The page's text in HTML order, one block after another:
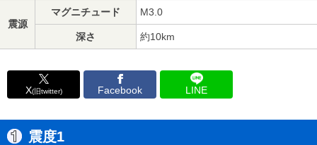
震源
マグニチュード M3.0
深さ 約10km
X(旧twitter) Facebook LINE
震度1